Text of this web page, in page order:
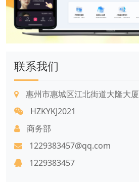
联系我们
惠州市惠城区江北街道大隆大厦
HZKYKJ2021
商务部
1229383457@qq.com
1229383457